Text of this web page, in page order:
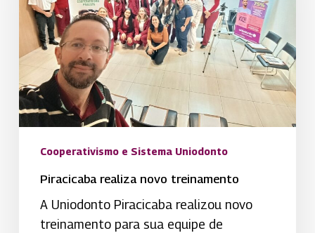
Cooperativismo e Sistema Uniodonto
Piracicaba realiza novo treinamento
A Uniodonto Piracicaba realizou novo
treinamento para sua equipe de